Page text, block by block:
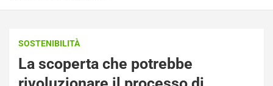
SOSTENIBILITÀ
La scoperta che potrebbe